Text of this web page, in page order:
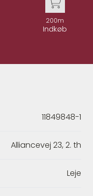
200m
Indkøb
11849848-1
Alliancevej 23, 2. th
Leje